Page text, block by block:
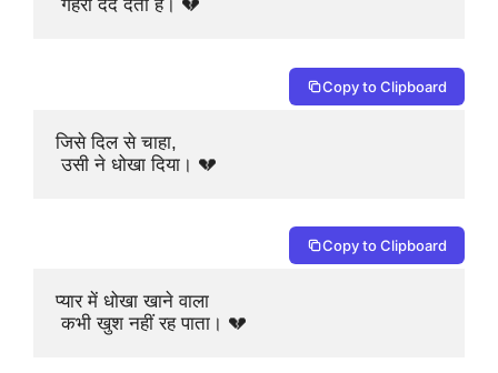
गहरा दर्द देता है। 💔
Copy to Clipboard
जिसे दिल से चाहा,
उसी ने धोखा दिया। 💔
Copy to Clipboard
प्यार में धोखा खाने वाला
कभी खुश नहीं रह पाता। 💔